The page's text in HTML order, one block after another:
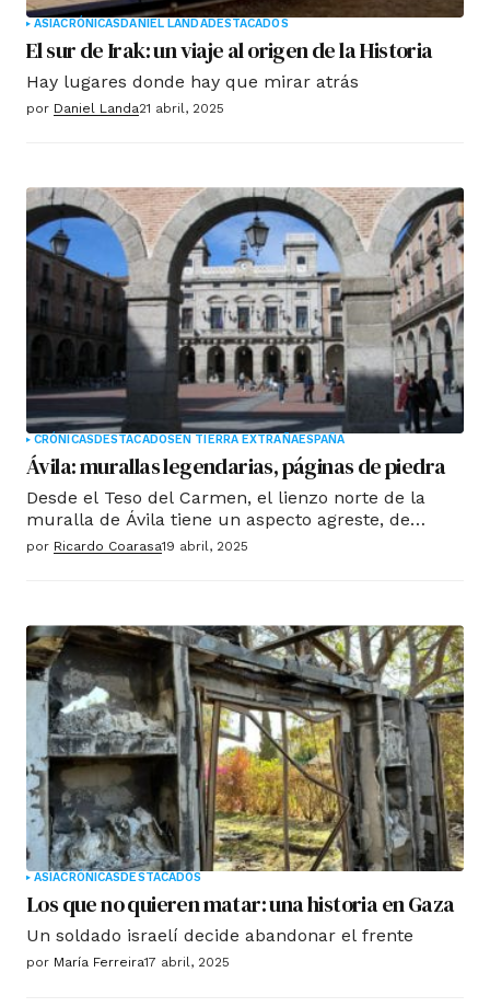
ASIACRÓNICASDANIEL LANDADESTACADOS
El sur de Irak: un viaje al origen de la Historia
Hay lugares donde hay que mirar atrás
por Daniel Landa21 abril, 2025
CRÓNICASDESTACADOSEN TIERRA EXTRAÑAESPAÑA
Ávila: murallas legendarias, páginas de piedra
Desde el Teso del Carmen, el lienzo norte de la
muralla de Ávila tiene un aspecto agreste, de
praderas de correrías infantiles y senderos de
perfecta.
por Ricardo Coarasa19 abril, 2025
ASIACRÓNICASDESTACADOS
Los que no quieren matar: una historia en Gaza
Un soldado israelí decide abandonar el frente
por María Ferreira17 abril, 2025